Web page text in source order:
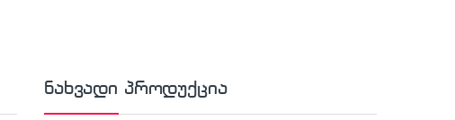
ნახვადი პროდუქცია